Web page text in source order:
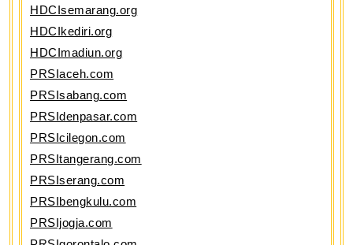
HDCIsemarang.org
HDCIkediri.org
HDCImadiun.org
PRSIaceh.com
PRSIsabang.com
PRSIdenpasar.com
PRSIcilegon.com
PRSItangerang.com
PRSIserang.com
PRSIbengkulu.com
PRSIjogja.com